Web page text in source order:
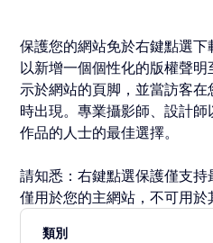
保護您的網站免於右鍵點選
以新增一個個性化的版權聲
示於網站的頁脚，並當訪客
時出現。專業攝影師、設計
作品的人士的最佳選擇。
請知悉：右鍵點選保護僅支
類別